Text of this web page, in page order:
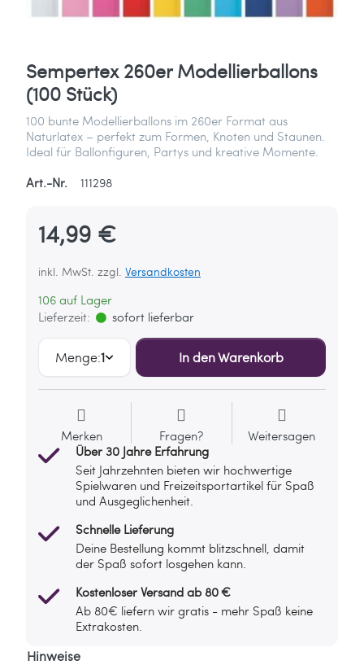
Sempertex 260er Modellierballons
(100 Stück)
100 bunte Modellierballons im 260er Format aus
Naturlatex – perfekt zum Formen, Knoten und Staunen.
Ideal für Ballonfiguren, Partys und kreative Momente.
Art.-Nr.
111298
14,99 €
inkl. MwSt. zzgl. Versandkosten
106 auf Lager
Lieferzeit:
sofort lieferbar
Menge:1 In den Warenkorb
Merken Fragen?
Weitersagen
Über 30 Jahre Erfahrung
Seit Jahrzehnten bieten wir hochwertige
Spielwaren und Freizeitsportartikel für Spaß
und Ausgeglichenheit.
Schnelle Lieferung
Deine Bestellung kommt blitzschnell, damit
der Spaß sofort losgehen kann.
Kostenloser Versand ab 80 €
Ab 80€ liefern wir gratis - mehr Spaß keine
Extrakosten.
Hinweise